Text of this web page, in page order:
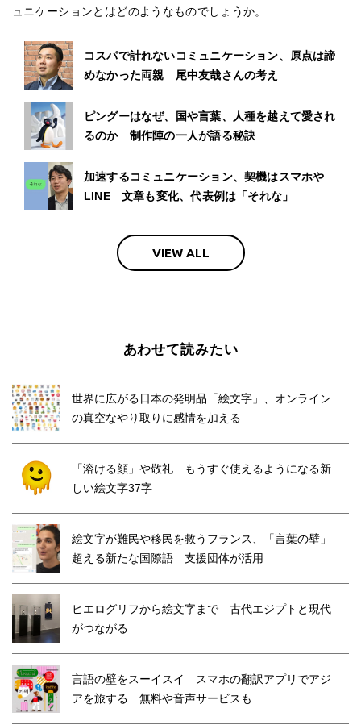
ュニケーションとはどのようなものでしょうか。
コスパで計れないコミュニケーション、原点は諦
めなかった両親 尾中友哉さんの考え
ピングーはなぜ、国や言葉、人種を越えて愛され
るのか 制作陣の一人が語る秘訣
加速するコミュニケーション、契機はスマホや
LINE 文章も変化、代表例は「それな」
VIEW ALL
あわせて読みたい
世界に広がる日本の発明品「絵文字」、オンライン
の真空なやり取りに感情を加える
「溶ける顔」や敬礼 もうすぐ使えるようになる新
しい絵文字37字
絵文字が難民や移民を救うフランス、「言葉の壁」
超える新たな国際語 支援団体が活用
ヒエログリフから絵文字まで 古代エジプトと現代
がつながる
言語の壁をスーイスイ スマホの翻訳アプリでアジ
アを旅する 無料や音声サービスも